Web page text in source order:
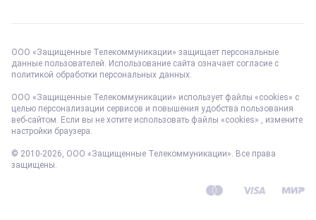
ООО «Защищенные Телекоммуникации» защищает персональные
данные пользователей. Использование сайта означает согласие с
политикой обработки персональных данных.
ООО «Защищенные Телекоммуникации» использует файлы «cookies» с
целью персонализации сервисов и повышения удобства пользования
веб-сайтом. Если вы не хотите использовать файлы «cookies» , измените
настройки браузера.
© 2010-2026, ООО «Защищенные Телекоммуникации». Все права
защищены.